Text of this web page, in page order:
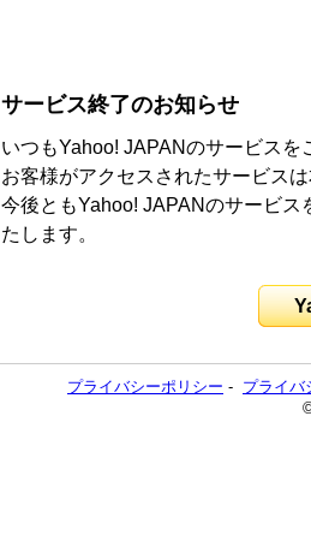
サービス終了のお知らせ
いつもYahoo! JAPANのサービス
お客様がアクセスされたサービス
今後ともYahoo! JAPANのサービ
たします。
プライバシーポリシー - プライバ